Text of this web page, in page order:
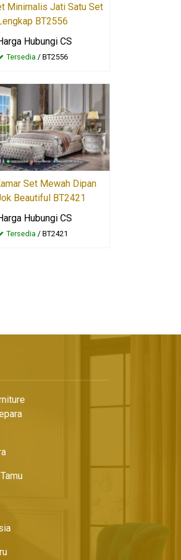
Minimalis Jati Satu Set
BT2556
Hubungi CS
Tersedia / BT2556
Set Mewah Dipan
Beautiful BT2421
Hubungi CS
Tersedia/ BT2421